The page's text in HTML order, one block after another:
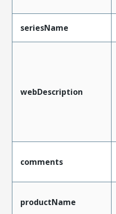
seriesName
webDescription
comments
productName